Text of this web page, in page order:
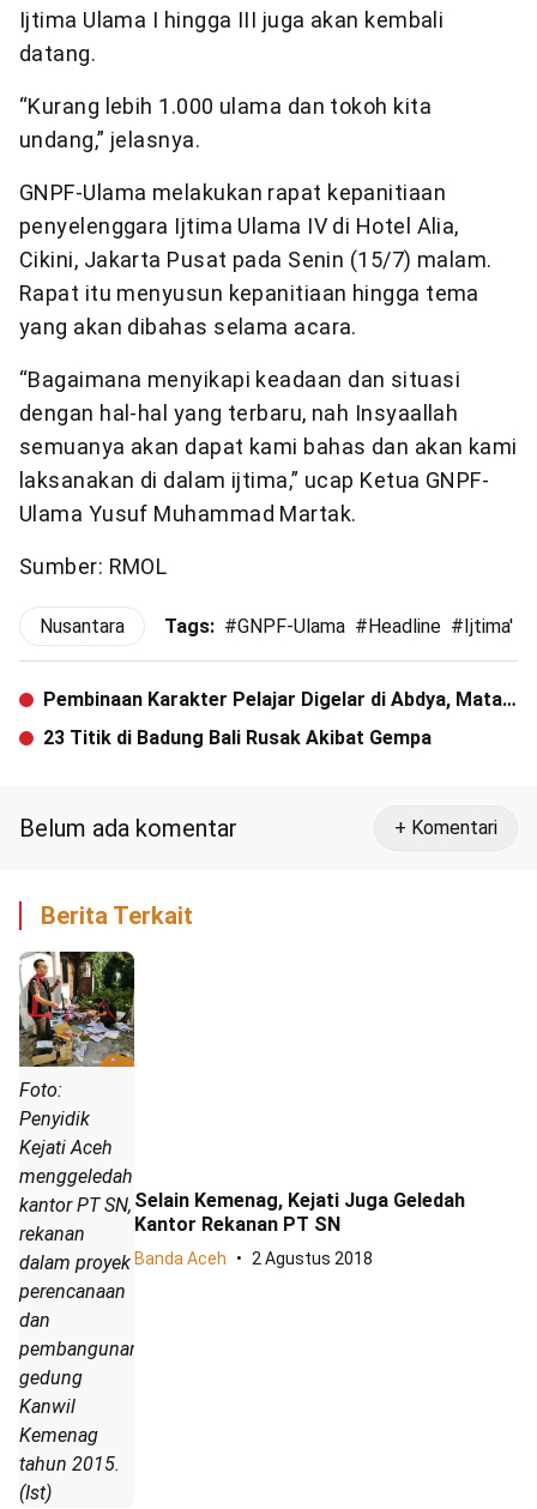
Ijtima Ulama I hingga III juga akan kembali
datang.
“Kurang lebih 1.000 ulama dan tokoh kita
undang,” jelasnya.
GNPF-Ulama melakukan rapat kepanitiaan
penyelenggara Ijtima Ulama IV di Hotel Alia,
Cikini, Jakarta Pusat pada Senin (15/7) malam.
Rapat itu menyusun kepanitiaan hingga tema
yang akan dibahas selama acara.
“Bagaimana menyikapi keadaan dan situasi
dengan hal-hal yang terbaru, nah Insyaallah
semuanya akan dapat kami bahas dan akan kami
laksanakan di dalam ijtima,” ucap Ketua GNPF-
Ulama Yusuf Muhammad Martak.
Sumber: RMOL
Nusantara Tags: #GNPF-Ulama #Headline #Ijtima'
Pembinaan Karakter Pelajar Digelar di Abdya, Mata
Pelajaran Dinul Islam Jadi Wacana
23 Titik di Badung Bali Rusak Akibat Gempa
Belum ada komentar + Komentari
Berita Terkait
Foto:
Penyidik
Kejati Aceh
menggeledah
kantor PT SN,
rekanan
dalam proyek
perencanaan
dan
pembangunan
gedung
Kanwil
Kemenag
tahun 2015.
(Ist)
Selain Kemenag, Kejati Juga Geledah
Kantor Rekanan PT SN
Banda Aceh 2 Agustus 2018